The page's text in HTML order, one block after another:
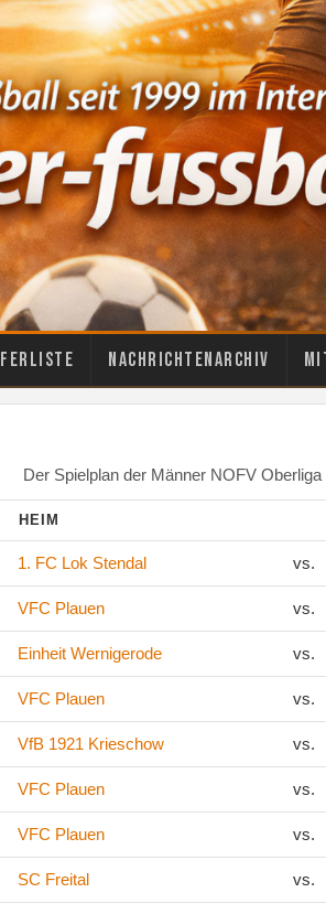
Nachrichtenarchiv
Der Spielplan der Männer NOFV
HEIM
1. FC Lok Stendal vs.
VFC Plauen vs.
Einheit Wernigerode vs.
VFC Plauen vs.
VfB 1921 Krieschow vs.
VFC Plauen vs.
VFC Plauen vs.
SC Freital vs.